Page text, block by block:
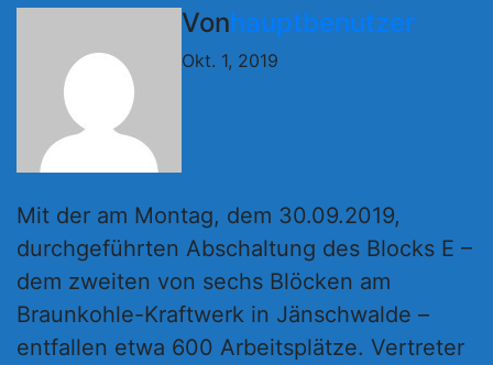
Vonhauptbenutzer
Okt. 1, 2019
Mit der am Montag, dem 30.09.2019,
durchgeführten Abschaltung des Blocks E –
dem zweiten von sechs Blöcken am
Braunkohle-Kraftwerk in Jänschwalde –
entfallen etwa 600 Arbeitsplätze. Vertreter